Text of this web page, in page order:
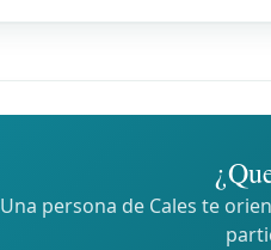
Una persona de Cales te